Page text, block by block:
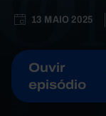
13 MAIO 2025
Ouvir
episódio